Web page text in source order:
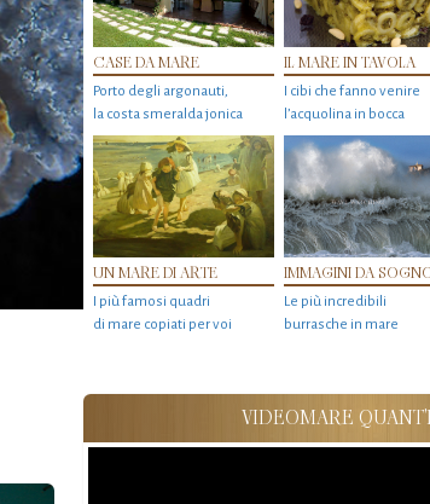
CASE DA MARE
Porto degli argonauti,
la costa smeralda jonica
IL MARE IN TAVOLA
I cibi che fanno venire
l’acquolina in bocca
UN MARE DI ARTE
I più famosi quadri
di mare copiati per voi
IMMAGINI DA
Le più incredibili
burrasche in mare
VIDEOMARE